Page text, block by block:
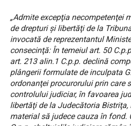
„Admite excepţia necompetenţei
de drepturi şi libertăţi de la
invocată de reprezentantul
consecinţă: În temeiul art. 50
art. 213 alin.1 C.p.p. declină
plângerii formulate de inculpata
ordonanţei procurorului prin care
controlului judiciar, în favoarea
libertăţi de la Judecătoria
material să judece cauza în fond.